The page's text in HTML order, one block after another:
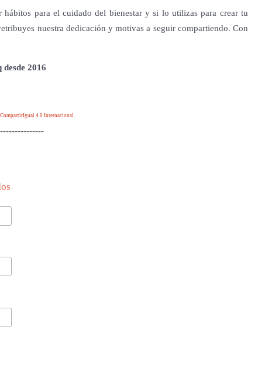
para el cuidado del bienestar y si lo utilizas para crear tu
nuestra dedicación y motivas a seguir compartiendo. Con
2016
4.0 Internacional.